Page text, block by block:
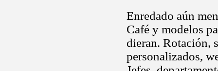
Enredado aún
Café y modelos
dieran. Rotación,
personalizados,